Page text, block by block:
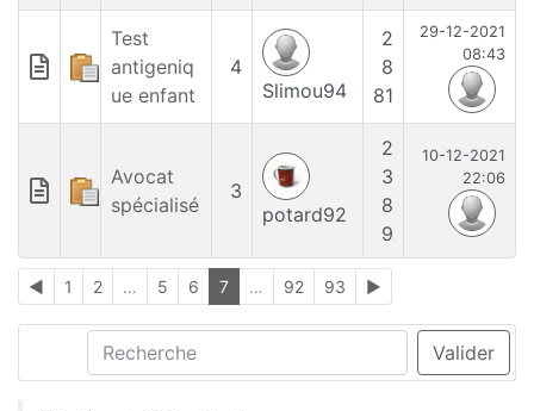
Test
antigeniq
ue enfant
4
Slimou94
2
8
81
29-12-2021
08:43
Avocat
spécialisé
3
potard92
2
3
8
9
10-12-2021
22:06
◄ 1 2 … 5 6 7 … 92 93 ►
Recherche Valider